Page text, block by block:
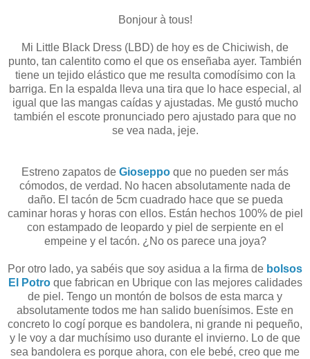
Bonjour à tous!
Mi Little Black Dress (LBD) de hoy es de Chiciwish, de
punto, tan calentito como el que os enseñaba ayer. También
tiene un tejido elástico que me resulta comodísimo con la
barriga. En la espalda lleva una tira que lo hace especial, al
igual que las mangas caídas y ajustadas. Me gustó mucho
también el escote pronunciado pero ajustado para que no
se vea nada, jeje.
Estreno zapatos de Gioseppo que no pueden ser más
cómodos, de verdad. No hacen absolutamente nada de
daño. El tacón de 5cm cuadrado hace que se pueda
caminar horas y horas con ellos. Están hechos 100% de piel
con estampado de leopardo y piel de serpiente en el
empeine y el tacón. ¿No os parece una joya?
Por otro lado, ya sabéis que soy asidua a la firma de bolsos
El Potro que fabrican en Ubrique con las mejores calidades
de piel. Tengo un montón de bolsos de esta marca y
absolutamente todos me han salido buenísimos. Este en
concreto lo cogí porque es bandolera, ni grande ni pequeño,
y le voy a dar muchísimo uso durante el invierno. Lo de que
sea bandolera es porque ahora, con ele bebé, creo que me